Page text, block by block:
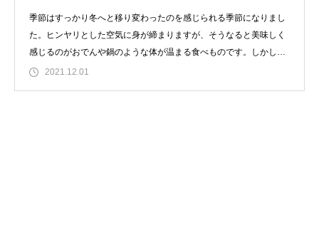
季節はすっかり冬へと移り変わったのを感じられる季節になりまし
た。ヒンヤリとした空気に身が締まりますが、そうなると美味しく
感じるのがおでんや鍋のような体が温まる食べものです。しかし、
冬になると注
2021.12.01